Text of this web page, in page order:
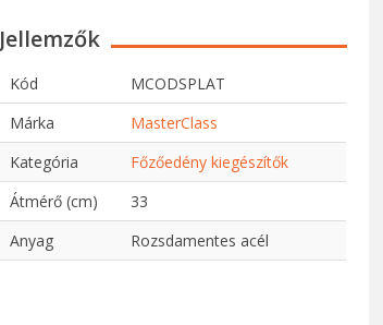
Jellemzők
Kód
MCODSPLAT
Márka
MasterClass
Kategória
Főzőedény kiegészítők
Átmérő (cm)
33
Anyag
Rozsdamentes acél